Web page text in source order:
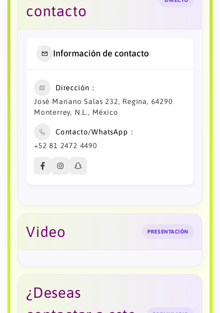
contacto
Información de contacto
Dirección
José Mariano Salas 232, Regina, 64290
Monterrey, N.L., México
Contacto/WhatsApp
+52 81 2472 4490
Video PRESENTACIÓN
¿Deseas